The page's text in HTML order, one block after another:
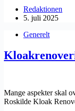
Redaktionen
5. juli 2025
Generelt
Mange aspekter skal
Roskilde Kloak